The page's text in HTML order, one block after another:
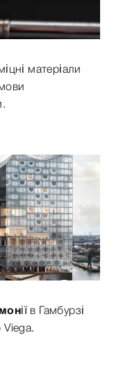
матеріали
в Гамбурзі